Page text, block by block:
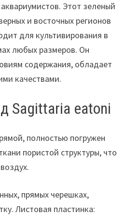
Этот зеленый
и восточных регионов
для культивирования в
любых размеров. Он
содержания, обладает
качествами.
Sagittaria eatoni
полностью погружен
пористой структуры, что
прямых черешках,
Листовая пластинка: